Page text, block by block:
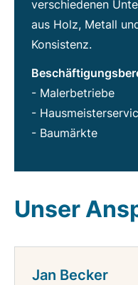
verschiedenen
aus Holz, Metall
Konsistenz.
- Malerbetriebe
-
- Baumärkte
Unser
Jan Becker